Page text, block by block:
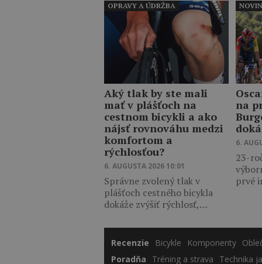
Aký tlak by ste mali
mať v plášťoch na
cestnom bicykli a ako
nájsť rovnováhu medzi
komfortom a
rýchlosťou?
6. AUGUSTA 2026 10:01
Správne zvolený tlak v
plášťoch cestného bicykla
dokáže zvýšiť rýchlosť,…
OPRAVY A ÚDRŽBA
na
6.
23-
prvé
Recenzie Bicykle Komponenty
Poradňa
Tréning a strava Technika